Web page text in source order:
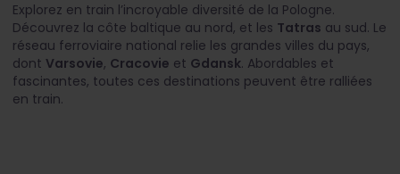
Explorez en train l’incroyable diversité de la Pologne.
Découvrez la côte baltique au nord, et les Tatras au sud. Le
réseau ferroviaire national relie les grandes villes du pays,
dont Varsovie, Cracovie et Gdansk. Abordables et
fascinantes, toutes ces destinations peuvent être ralliées
en train.